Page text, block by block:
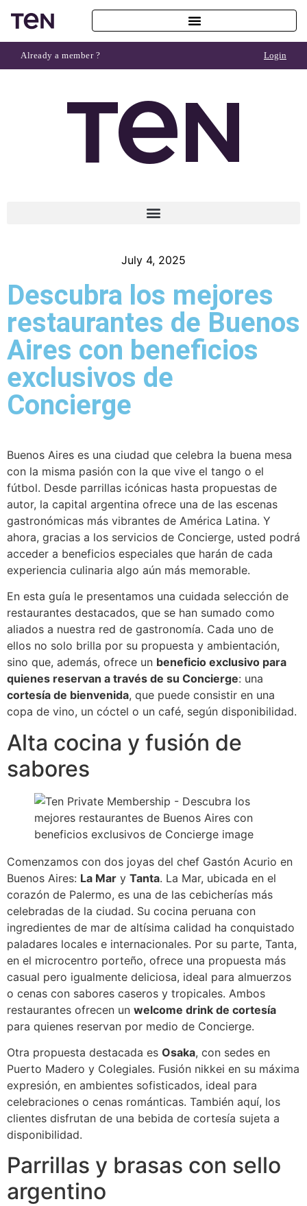
Already a member ? Login
July 4, 2025
Descubra los mejores
restaurantes de Buenos
Aires con beneficios
exclusivos de
Concierge
Buenos Aires es una ciudad que celebra la buena mesa
con la misma pasión con la que vive el tango o el
fútbol. Desde parrillas icónicas hasta propuestas de
autor, la capital argentina ofrece una de las escenas
gastronómicas más vibrantes de América Latina. Y
ahora, gracias a los servicios de Concierge, usted podrá
acceder a beneficios especiales que harán de cada
experiencia culinaria algo aún más memorable.
En esta guía le presentamos una cuidada selección de
restaurantes destacados, que se han sumado como
aliados a nuestra red de gastronomía. Cada uno de
ellos no solo brilla por su propuesta y ambientación,
sino que, además, ofrece un beneficio exclusivo para
quienes reservan a través de su Concierge: una
cortesía de bienvenida, que puede consistir en una
copa de vino, un cóctel o un café, según disponibilidad.
Alta cocina y fusión de
sabores
Comenzamos con dos joyas del chef Gastón Acurio en
Buenos Aires: La Mar y Tanta. La Mar, ubicada en el
corazón de Palermo, es una de las cebicherías más
celebradas de la ciudad. Su cocina peruana con
ingredientes de mar de altísima calidad ha conquistado
paladares locales e internacionales. Por su parte, Tanta,
en el microcentro porteño, ofrece una propuesta más
casual pero igualmente deliciosa, ideal para almuerzos
o cenas con sabores caseros y tropicales. Ambos
restaurantes ofrecen un welcome drink de cortesía
para quienes reservan por medio de Concierge.
Otra propuesta destacada es Osaka, con sedes en
Puerto Madero y Colegiales. Fusión nikkei en su máxima
expresión, en ambientes sofisticados, ideal para
celebraciones o cenas románticas. También aquí, los
clientes disfrutan de una bebida de cortesía sujeta a
disponibilidad.
Parrillas y brasas con sello
argentino